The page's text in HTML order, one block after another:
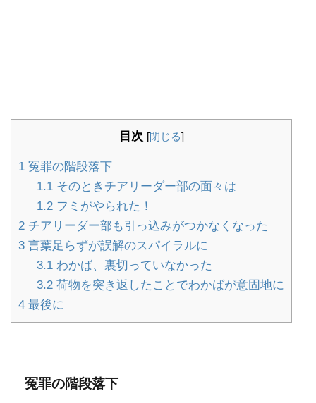
目次 [閉じる]
1 冤罪の階段落下
1.1そのときチアリーダー部の面々は
1.2フミがやられた！
2 チアリーダー部も引っ込みがつかなくなった
3 言葉足らずが誤解のスパイラルに
3.1わかば、裏切っていなかった
3.2荷物を突き返したことでわかばが意固地に
4 最後に
冤罪の階段落下